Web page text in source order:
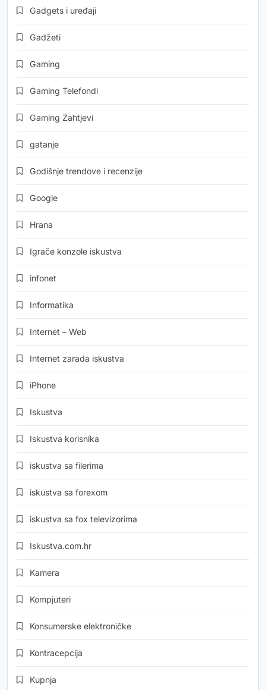
Gadgets i uređaji
Gadžeti
Gaming
Gaming Telefondi
Gaming Zahtjevi
gatanje
Godišnje trendove i recenzije
Google
Hrana
Igrače konzole iskustva
infonet
Informatika
Internet – Web
Internet zarada iskustva
iPhone
Iskustva
Iskustva korisnika
iskustva sa filerima
iskustva sa forexom
iskustva sa fox televizorima
Iskustva.com.hr
Kamera
Kompjuteri
Konsumerske elektroničke
Kontracepcija
Kupnja